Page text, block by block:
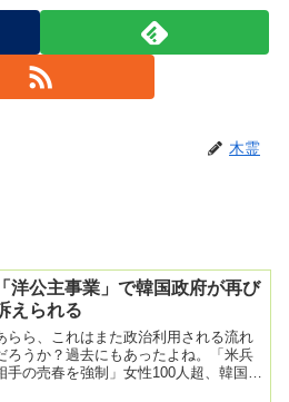
木霊
「洋公主事業」で韓国政府が再び
えられる
らら、これはまた政治利用される流れ
ろうか？過去にもあったよね。「米兵
手の売春を強制」女性100人超、韓国政